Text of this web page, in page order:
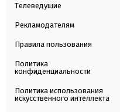
Телеведущие
Рекламодателям
Правила пользования
Политика
конфиденциальности
Политика использования
искусственного интеллекта